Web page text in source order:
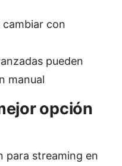
cambiar con
pueden
manual
opción
para streaming en